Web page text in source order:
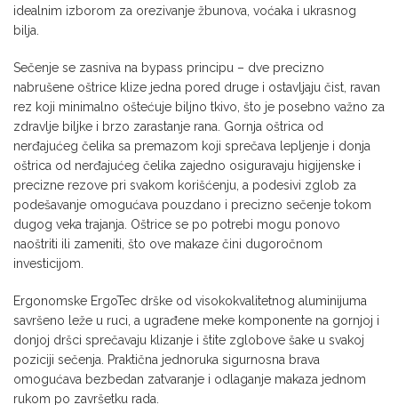
idealnim izborom za orezivanje žbunova, voćaka i ukrasnog
bilja.
Sečenje se zasniva na bypass principu – dve precizno
nabrušene oštrice klize jedna pored druge i ostavljaju čist, ravan
rez koji minimalno oštećuje biljno tkivo, što je posebno važno za
zdravlje biljke i brzo zarastanje rana. Gornja oštrica od
nerđajućeg čelika sa premazom koji sprečava lepljenje i donja
oštrica od nerđajućeg čelika zajedno osiguravaju higijenske i
precizne rezove pri svakom korišćenju, a podesivi zglob za
podešavanje omogućava pouzdano i precizno sečenje tokom
dugog veka trajanja. Oštrice se po potrebi mogu ponovo
naoštriti ili zameniti, što ove makaze čini dugoročnom
investicijom.
Ergonomske ErgoTec drške od visokokvalitetnog aluminijuma
savršeno leže u ruci, a ugrađene meke komponente na gornjoj i
donjoj dršci sprečavaju klizanje i štite zglobove šake u svakoj
poziciji sečenja. Praktična jednoruka sigurnosna brava
omogućava bezbedan zatvaranje i odlaganje makaza jednom
rukom po završetku rada.